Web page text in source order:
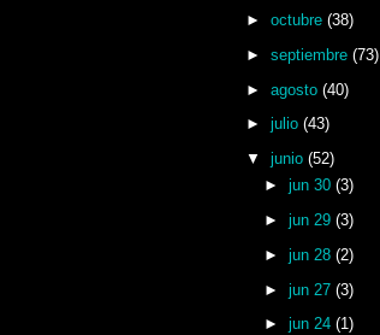
► octubre (38)
► septiembre (73)
► agosto (40)
► julio (43)
▼ junio (52)
►jun 30(3)
►jun 29(3)
►jun 28(2)
►jun 27(3)
►jun 24(1)